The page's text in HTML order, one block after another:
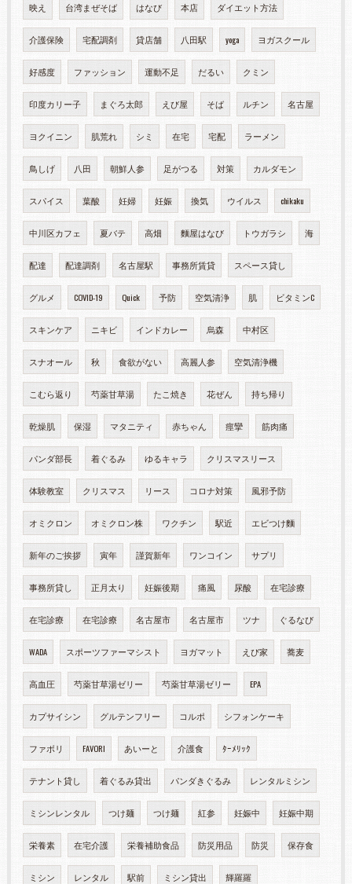
映え 台湾まぜそば はなび 本店 ダイエット方法
介護保険 宅配調剤 貸店舗 八田駅 yoga ヨガスクール
好感度 ファッション 運動不足 だるい クミン
印度カリー子 まぐろ太郎 えび屋 そば ルチン 名古屋
ヨクイニン 肌荒れ シミ 在宅 宅配 ラーメン
鳥しげ 八田 朝鮮人参 足がつる 対策 カルダモン
スパイス 葉酸 妊婦 妊娠 換気 ウイルス chikaku
中川区カフェ 夏バテ 高畑 麵屋はなび トウガラシ 海
配達 配達調剤 名古屋駅 事務所賃貸 スペース貸し
グルメ COVID-19 Quick 予防 空気清浄 肌 ビタミンC
スキンケア ニキビ インドカレー 烏森 中村区
スナオール 秋 食欲がない 高麗人参 空気清浄機
こむら返り 芍薬甘草湯 たこ焼き 花ぜん 持ち帰り
乾燥肌 保湿 マタニティ 赤ちゃん 痙攣 筋肉痛
パンダ部長 着ぐるみ ゆるキャラ クリスマスリース
体験教室 クリスマス リース コロナ対策 風邪予防
オミクロン オミクロン株 ワクチン 駅近 エビつけ麵
新年のご挨拶 寅年 謹賀新年 ワンコイン サプリ
事務所貸し 正月太り 妊娠後期 痛風 尿酸 在宅診療
在宅診療 在宅診療 名古屋市 名古屋市 ツナ ぐるなび
WADA スポーツファーマシスト ヨガマット えび家 蕎麦
高血圧 芍薬甘草湯ゼリー 芍薬甘草湯ゼリー EPA
カプサイシン グルテンフリー コルポ シフォンケーキ
ファボリ FAVORI あいーと 介護食 ﾀｰﾒﾘｯｸ
テナント貸し 着ぐるみ貸出 パンダきぐるみ レンタルミシン
ミシンレンタル つけ麺 つけ麺 紅参 妊娠中 妊娠中期
栄養素 在宅介護 栄養補助食品 防災用品 防災 保存食
ミシン レンタル 駅前 ミシン貸出 輝羅羅